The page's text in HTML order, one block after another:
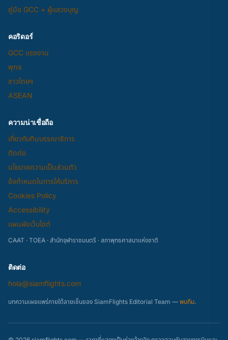
คู่มือ GCC + ผู้แสวงบุญ
คอริดอร์
GCC แรงงาน
พุทธ
ชาวไทยฯ
ASEAN
ความน่าเชื่อถือ
เกี่ยวกับทีมบรรณาธิการ
ติดต่อ
นโยบายความเป็นส่วนตัว
ข้อกำหนดในการให้บริการ
Cookies Policy
Accessibility
แผนผังเว็บไซต์
CAAT · TOEA · สำนักจุฬาราชมนตรี · สภาพุทธศาสนาแห่งชาติ
ติดต่อ
hola@siamflights.com
บทความเผยแพร่ภายใต้ลายเซ็นของ SiamFlights Editorial Team — พบทีม.